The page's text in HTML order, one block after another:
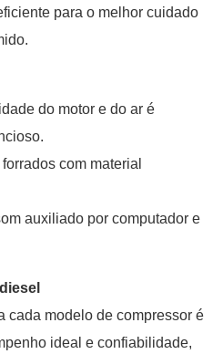
para o melhor cuidado
do motor e do ar é
com material
auxiliado por computador e
cada modelo de compressor é
ideal e confiabilidade,